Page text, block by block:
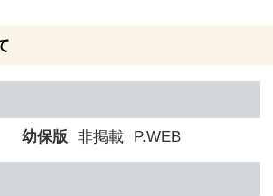
幼保版 非掲載 P.WEB